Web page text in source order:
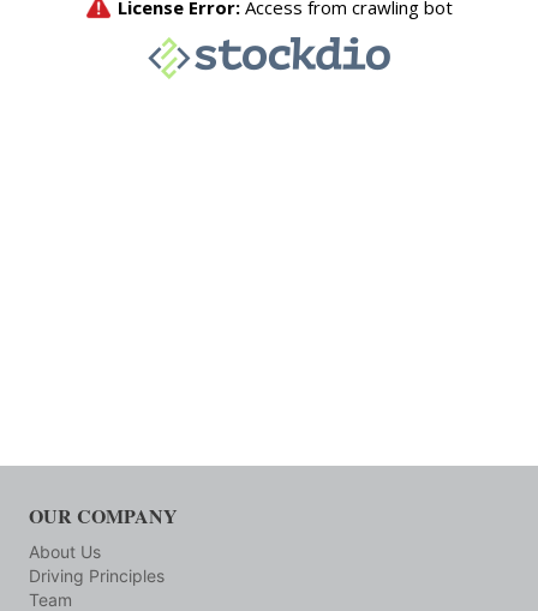
OUR COMPANY
About Us
Driving Principles
Team